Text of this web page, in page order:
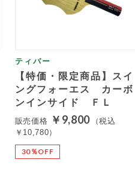
ティバー
【特価・限定商品】スイ
ングフォーエス カーボ
ンインサイド ＦＬ
販売価格 ￥9,800
（税込
￥10,780）
30％OFF